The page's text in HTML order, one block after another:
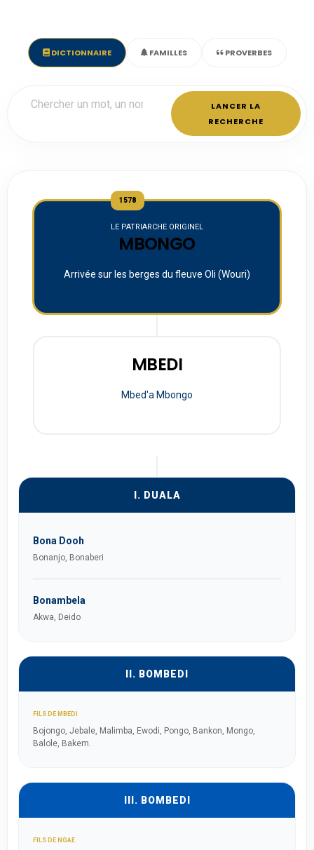
DICTIONNAIRE FAMILLES PROVERBES
LANCER LA
RECHERCHE
1578
LE PATRIARCHE ORIGINEL
MBONGO
Arrivée sur les berges du fleuve Oli (Wouri)
MBEDI
Mbed'a Mbongo
I. DUALA
Bona Dooh
Bonanjo, Bonaberi
Bonambela
Akwa, Deido
II. BOMBEDI
FILS DE MBEDI
Bojongo, Jebale, Malimba, Ewodi, Pongo, Bankon, Mongo,
Balole, Bakem.
III. BOMBEDI
FILS DE NGAE